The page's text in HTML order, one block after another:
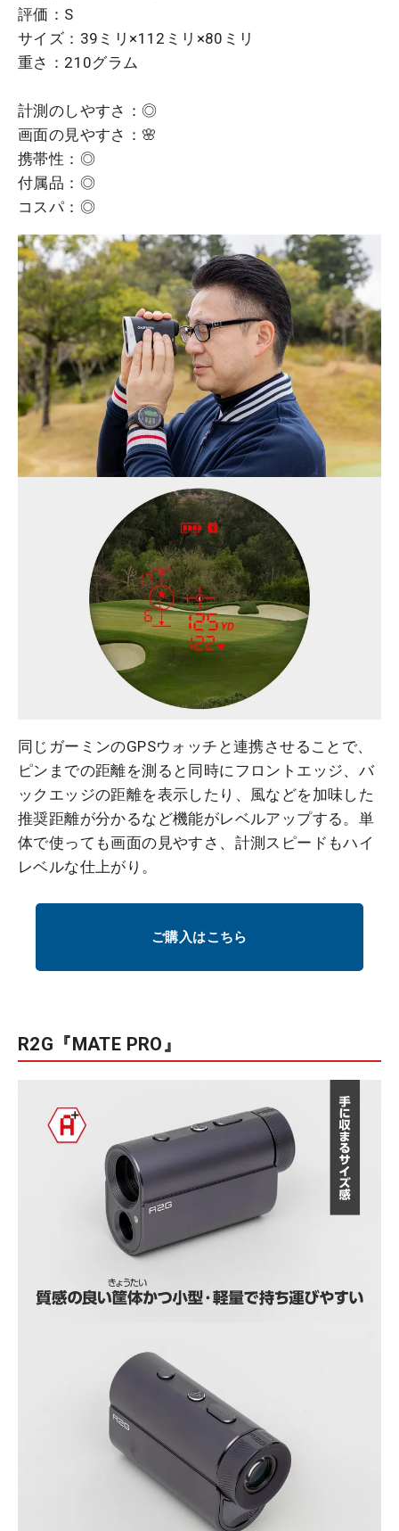
評価：S
サイズ：39ミリ×112ミリ×80ミリ
重さ：210グラム
計測のしやすさ：◎
画面の見やすさ：🌸
携帯性：◎
付属品：◎
コスパ：◎
同じガーミンのGPSウォッチと連携させることで、
ピンまでの距離を測ると同時にフロントエッジ、バ
ックエッジの距離を表示したり、風などを加味した
推奨距離が分かるなど機能がレベルアップする。単
体で使っても画面の見やすさ、計測スピードもハイ
レベルな仕上がり。
ご購入はこちら
R2G『MATE PRO』